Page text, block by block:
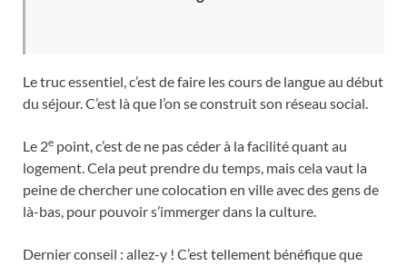
Le truc essentiel, c’est de faire les cours de langue au début
du séjour. C’est là que l’on se construit son réseau social.
Le 2e point, c’est de ne pas céder à la facilité quant au
logement. Cela peut prendre du temps, mais cela vaut la
peine de chercher une colocation en ville avec des gens de
là-bas, pour pouvoir s’immerger dans la culture.
Dernier conseil : allez-y ! C’est tellement bénéfique que